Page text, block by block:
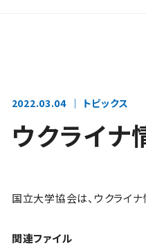
2022.03.04 トピックス
ウクライ
国立大学協会は、ウクライ
関連ファイル